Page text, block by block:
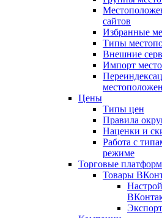
сайтов
Избранные
Типы
Внешние
Импорт
Цены
Типы цен
Правила
Наценки и
Работа с
режиме
Торговые
Товары